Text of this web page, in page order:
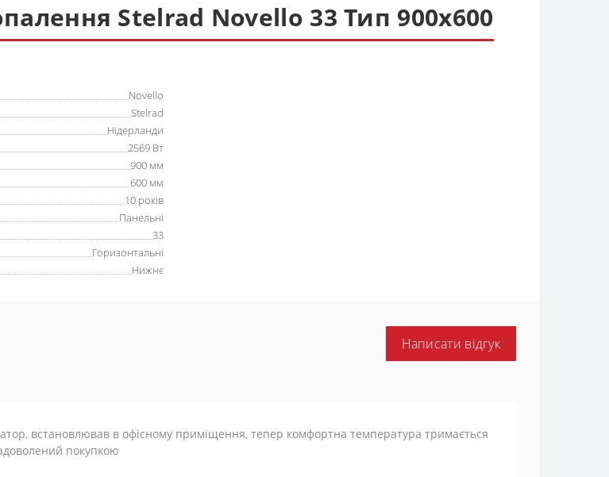
Stelrad Novello 33 Тип 900х600
Novello
Stelrad
Нідерланди
2569 Вт
900 мм
600 мм
10 років
Панельні
33
Горизонтальні
Нижнє
Написати відгук
встановлював в офісному приміщення, тепер комфортна температура тримається
покупкою